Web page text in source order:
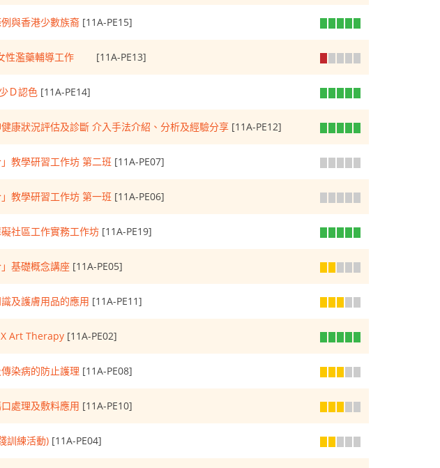
與香港少數族裔 [11A-PE15]
性濫藥輔導工作 [11A-PE13]
Ｄ認色 [11A-PE14]
康狀況評估及診斷 介入手法介紹、分析及經驗分享 [11A-PE12]
」教學研習工作坊 第二班 [11A-PE07]
」教學研習工作坊 第一班 [11A-PE06]
社區工作實務工作坊 [11A-PE19]
」基礎概念講座 [11A-PE05]
及護膚用品的應用 [11A-PE11]
Art Therapy [11A-PE02]
染病的防止護理 [11A-PE08]
處理及敷料應用 [11A-PE10]
訓練活動) [11A-PE04]